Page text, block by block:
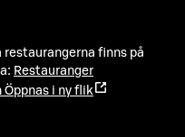
finns på
Restauranger
Öppnas i ny flik